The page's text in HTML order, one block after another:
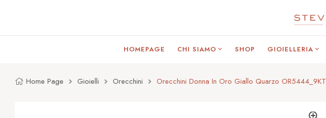
HOMEPAGE CHI SIAMO SHOP GIOIELLERIA
Home Page Gioielli Orecchini Orecchini Donna In Oro Giallo Quarzo OR5444_9KT